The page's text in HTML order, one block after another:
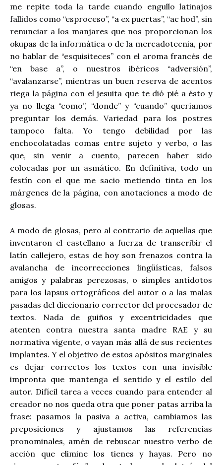
me repite toda la tarde cuando engullo latinajos
fallidos como “esproceso”, “a ex puertas”, “ac hod”, sin
renunciar a los manjares que nos proporcionan los
okupas de la informática o de la mercadotecnia, por
no hablar de “esquisiteces” con el aroma francés de
“en base a”, o nuestros ibéricos “adversión”,
“avalanzarse”, mientras un buen reserva de acentos
riega la página con el jesuita que te dió pié a ésto y
ya no llega “como”, “donde” y “cuando” queríamos
preguntar los demás. Variedad para los postres
tampoco falta. Yo tengo debilidad por las
enchocolatadas comas entre sujeto y verbo, o las
que, sin venir a cuento, parecen haber sido
colocadas por un asmático. En definitiva, todo un
festín con el que me sacio metiendo tinta en los
márgenes de la página, con anotaciones a modo de
glosas.
A modo de glosas, pero al contrario de aquellas que
inventaron el castellano a fuerza de transcribir el
latín callejero, estas de hoy son frenazos contra la
avalancha de incorrecciones lingüísticas, falsos
amigos y palabras perezosas, o simples antídotos
para los lapsus ortográficos del autor o a las malas
pasadas del diccionario corrector del procesador de
textos. Nada de guiños y excentricidades que
atenten contra nuestra santa madre RAE y su
normativa vigente, o vayan más allá de sus recientes
implantes. Y el objetivo de estos apósitos marginales
es dejar correctos los textos con una invisible
impronta que mantenga el sentido y el estilo del
autor. Difícil tarea a veces cuando para entender al
creador no nos queda otra que poner patas arriba la
frase: pasamos la pasiva a activa, cambiamos las
preposiciones y ajustamos las referencias
pronominales, amén de rebuscar nuestro verbo de
acción que elimine los tienes y hayas. Pero no